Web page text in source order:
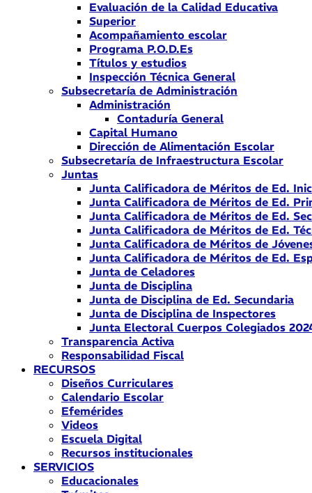
Evaluación de la Calidad Educativa
Superior
Acompañamiento escolar
Programa P.O.D.Es
Títulos y estudios
Inspección Técnica General
Subsecretaría de Administración
Administración
Contaduría General
Capital Humano
Dirección de Alimentación Escolar
Subsecretaría de Infraestructura Escolar
Juntas
Junta Calificadora de Méritos de Ed.
Junta Calificadora de Méritos de Ed.
Junta Calificadora de Méritos de Ed.
Junta Calificadora de Méritos de Ed.
Junta Calificadora de Méritos de
Junta Calificadora de Méritos de Ed.
Junta de Celadores
Junta de Disciplina
Junta de Disciplina de Ed. Secundaria
Junta de Disciplina de Inspectores
Junta Electoral Cuerpos Colegiados
Transparencia Activa
Responsabilidad Fiscal
RECURSOS
Diseños Curriculares
Calendario Escolar
Efemérides
Videos
Escuela Digital
Recursos institucionales
SERVICIOS
Educacionales